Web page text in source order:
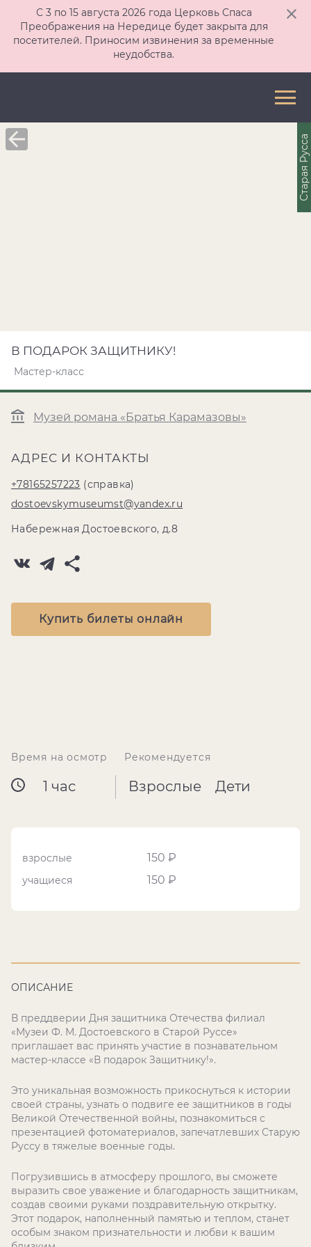
С 3 по 15 августа 2026 года Церковь Спаса
Преображения на Нередице будет закрыта для
посетителей. Приносим извинения за временные
неудобства.
В ПОДАРОК ЗАЩИТНИКУ!
Мастер-класс
Музей романа «Братья Карамазовы»
АДРЕС И КОНТАКТЫ
+78165257223 (справка)
dostoevskymuseumst@yandex.ru
Набережная Достоевского, д.8
Купить билеты онлайн
Старая Русса
Время на осмотр
1 час
Рекомендуется
Взрослые Дети
взрослые 150 ₽
учащиеся 150 ₽
ОПИСАНИЕ
В преддверии Дня защитника Отечества филиал
«Музеи Ф. М. Достоевского в Старой Руссе»
приглашает вас принять участие в познавательном
мастер-классе «В подарок Защитнику!».
Это уникальная возможность прикоснуться к истории
своей страны, узнать о подвиге ее защитников в годы
Великой Отечественной войны, познакомиться с
презентацией фотоматериалов, запечатлевших Старую
Руссу в тяжелые военные годы.
Погрузившись в атмосферу прошлого, вы сможете
выразить свое уважение и благодарность защитникам,
создав своими руками поздравительную открытку.
Этот подарок, наполненный памятью и теплом, станет
особым знаком признательности и любви к вашим